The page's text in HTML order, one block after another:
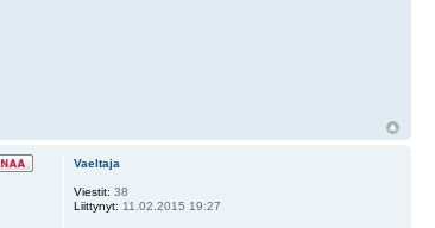
Vaeltaja
Viestit: 38
Liittynyt: 11.02.2015 19:27